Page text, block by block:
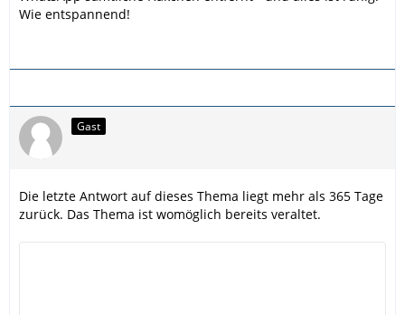
Wie entspannend!
Gast
Die letzte Antwort auf dieses Thema liegt mehr als 365 Tage
zurück. Das Thema ist womöglich bereits veraltet.